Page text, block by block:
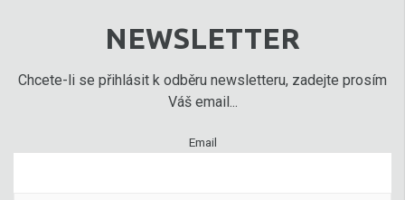
NEWSLETTER
Chcete-li se přihlásit k odběru newsletteru, zadejte prosím
Váš email...
Email